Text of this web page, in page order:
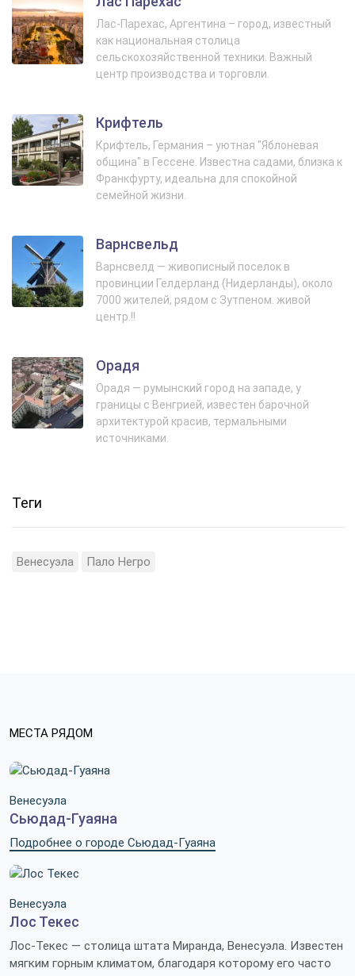
Лас-Парехас, Аргентина – город, известный
как национальная столица
сельскохозяйственной техники. Важный
центр производства и торговли.
Крифтель
Крифтель, Германия – уютная "Яблоневая
община" в Гессене. Известна садами, близка к
Франкфурту, идеальна для спокойной
семейной жизни.
Варнсвельд
Варнсвелд — живописный поселок в
провинции Гелдерланд (Нидерланды), около
7000 жителей, рядом с Зутпеном. живой
центр.!!
Орадя
Орадя — румынский город на западе, у
границы с Венгрией, известен барочной
архитектурой красив, термальными
источниками.
Теги
Венесуэла Пало Негро
МЕСТА РЯДОМ
Венесуэла
Сьюдад-Гуаяна
Подробнее о городе Сьюдад-Гуаяна
Венесуэла
Лос Текес
Лос-Текес — столица штата Миранда, Венесуэла. Известен
мягким горным климатом, благодаря которому его часто